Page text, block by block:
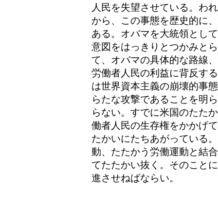
人民を失望させている。わ
から、この事態を歴史的に
ある。オバマを大統領とし
意図をはっきりとつかみと
て、オバマの具体的な路線
労働者人民の利益に背反す
は世界資本主義の崩壊的事
らたな攻撃であることを明
らない。すでに米国のたた
働者人民の生存権をかかげ
たかいにたちあがっている
動、たたかう労働運動と結
てたたかい抜く。そのこと
進させねばならい。